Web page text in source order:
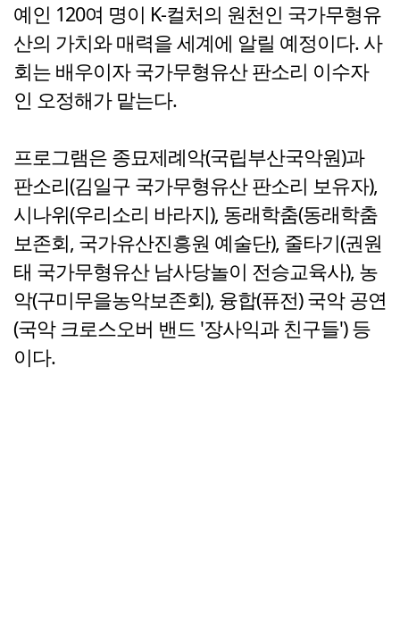
예인 120여 명이 K-컬처의 원천인 국가무형유
산의 가치와 매력을 세계에 알릴 예정이다. 사
회는 배우이자 국가무형유산 판소리 이수자
인 오정해가 맡는다.
프로그램은 종묘제례악(국립부산국악원)과
판소리(김일구 국가무형유산 판소리 보유자),
시나위(우리소리 바라지), 동래학춤(동래학춤
보존회, 국가유산진흥원 예술단), 줄타기(권원
태 국가무형유산 남사당놀이 전승교육사), 농
악(구미무을농악보존회), 융합(퓨전) 국악 공연
(국악 크로스오버 밴드 '장사익과 친구들') 등
이다.